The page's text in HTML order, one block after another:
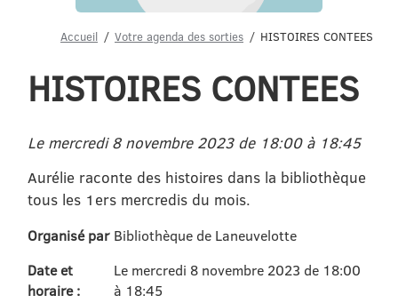
Accueil Votre agenda des sorties HISTOIRES CONTEES
HISTOIRES CONTEES
Le mercredi 8 novembre 2023 de 18:00 à 18:45
Aurélie raconte des histoires dans la bibliothèque
tous les 1ers mercredis du mois.
Organisé par Bibliothèque de Laneuvelotte
Date et
horaire :
Le mercredi 8 novembre 2023 de 18:00
à 18:45